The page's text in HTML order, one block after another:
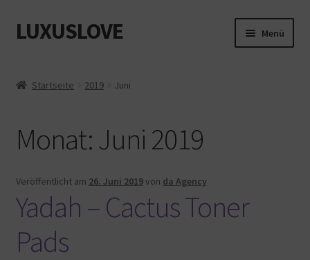
Zur
Navigation
Zum
Inhalt
LUXUSLOVE Menü
Datenschutz
Impressum
Kasse
Mein Konto
Startseite 2019 Juni
Monat:Juni 2019
Veröffentlicht am 26. Juni 2019von da Agency
Yadah – Cactus Toner
Pads